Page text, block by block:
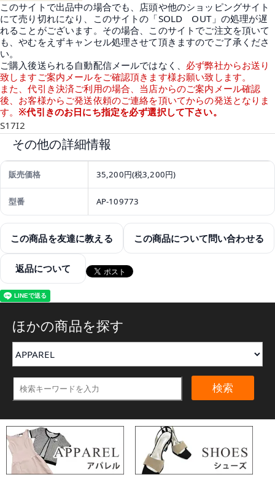
このサイトで出品中の場合でも、店頭や他のショッピングサイト
にて売り切れになり、このサイトの「SOLD OUT」の処理が遅
れることがございます。その場合、このサイトでご注文を頂いて
も、やむをえずキャンセル処理させて頂きますのでご了承くださ
い。
ご購入後送られる自動配信メールではなく、 必ず弊社からお送り
致しますご案内メールをご確認頂きます様お願い致します。
また、代引き決済ご利用の場合、当店からのご案内メール確認
後、お客様からご発送依頼のご連絡を頂いてからの発送となりま
す。※代引きのお日にち指定を必ず選択して下さい。
S17I2
その他の詳細情報
販売価格 35,200円(税3,200円)
型番 AP-109773
この商品を友達に教える この商品について問い合わせる
返品について
ほかの商品を探す
検索